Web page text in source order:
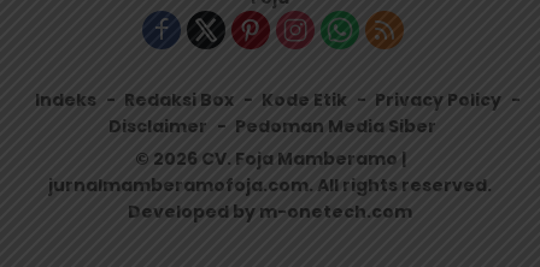
Indeks Redaksi Box Kode Etik
Privacy Policy
Disclaimer
Pedoman Media Siber
© 2026 CV. Foja Mamberamo |
jurnalmamberamofoja.com. All rights reserved.
Developed by m-onetech.com